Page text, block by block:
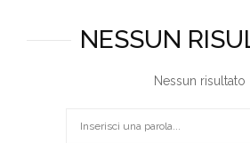
NESSUN
Nessun risultato